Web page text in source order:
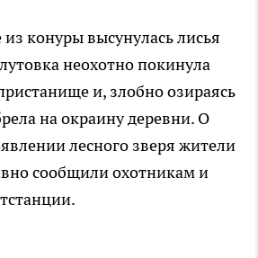
конуры высунулась лисья
неохотно покинула
и, злобно озираясь
на окраину деревни. О
лесного зверя жители
сообщили охотникам и